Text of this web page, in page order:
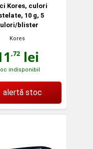
Kores, culori
10 g, 5
blister
Kores
,72lei
indisponibil
alertă stoc